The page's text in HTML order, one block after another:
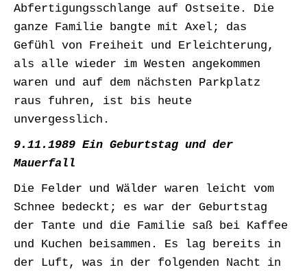
Abfertigungsschlange auf Ostseite. Die
ganze Familie bangte mit Axel; das
Gefühl von Freiheit und Erleichterung,
als alle wieder im Westen angekommen
waren und auf dem nächsten Parkplatz
raus fuhren, ist bis heute
unvergesslich.
9.11.1989 Ein Geburtstag und der
Mauerfall
Die Felder und Wälder waren leicht vom
Schnee bedeckt; es war der Geburtstag
der Tante und die Familie saß bei Kaffee
und Kuchen beisammen. Es lag bereits in
der Luft, was in der folgenden Nacht in